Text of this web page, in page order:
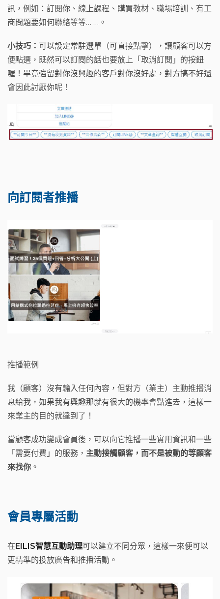
訊，例如：訂閱你、線上課程、購買教材、職場培訓、有工
商問題要如何聯絡等等… …。
小技巧： 可以設定常駐選單（可直接點擊），讓顧客可以方
便點選，既然可以訂閱的話也要放上「取消訂閱」的按鈕
喔！畢竟強留對你沒興趣的客戶對你沒好處，對方搞不好還
會因此討厭你呢！
向訂閱者推播
推播範例
我（顧客）沒有輸入任何內容，但對方（業主）主動推播消
息給我，如果我有興趣那就有很大的機率會點進去，這樣一
來業主的目的就達到了！
當顧客成功變成會員後，可以向它推播一些實用資訊和一些
「需要付費」的服務， 主動接觸顧客，而不是被動的等顧客
來找你 。
會員專屬活動
在EILIS智慧互動助理可以建立不同分眾，這樣一來便可以
更精準的投放廣告和推播活動。